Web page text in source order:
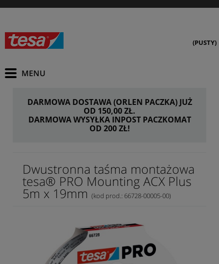
(PUSTY)
DARMOWA DOSTAWA (ORLEN PACZKA) JUŻ
OD 150,00 ZŁ.
DARMOWA WYSYŁKA INPOST PACZKOMAT
OD 200 ZŁ!
Dwustronna taśma montażowa
tesa® PRO Mounting ACX Plus
5m x 19mm (kod prod.: 66728-00005-00)